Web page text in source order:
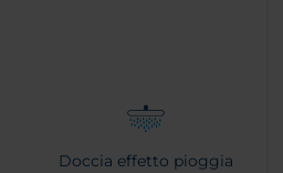
Doccia effetto pioggia